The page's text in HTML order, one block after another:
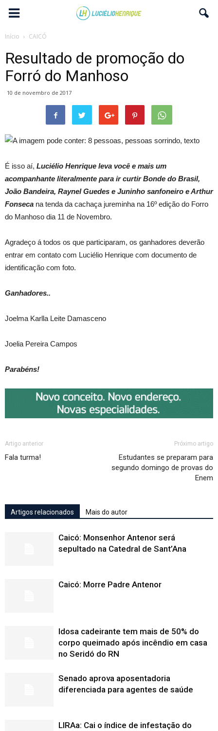
Início CAICÓ
Resultado de promoção do
Forró do Manhoso
10 de novembro de 2017
É isso aí, Luciélio Henrique leva você e mais um
acompanhante literalmente para ir curtir Bonde do Brasil,
João Bandeira, Raynel Guedes e Juninho sanfoneiro e Arthur
Fonseca na tenda da cachaça jureminha na 16º edição do Forro
do Manhoso dia 11 de Novembro.
Agradeço á todos os que participaram, os ganhadores deverão
entrar em contato com Luciélio Henrique com documento de
identificação com foto.
Ganhadores..
Joelma Karlla Leite Damasceno
Joelia Pereira Campos
Parabéns!
Artigo anterior
Fala turma!
Próximo artigo
Estudantes se preparam para
segundo domingo de provas do
Enem
Artigos relacionados Mais do autor
Caicó: Monsenhor Antenor será
sepultado na Catedral de Sant’Ana
Caicó: Morre Padre Antenor
Idosa cadeirante tem mais de 50% do
corpo queimado após incêndio em casa
no Seridó do RN
Senado aprova aposentadoria
diferenciada para agentes de saúde
LIRAa: Cai o índice de infestação do